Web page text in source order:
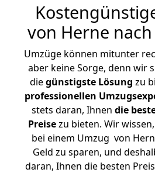
von Herne
Umzüge können mitunter
aber keine Sorge, denn wir
diegünstigste Lösung zu
professionellen
stets daran, Ihnen die
Preisezu bieten. Wir
bei einem Umzug von
Geld zu sparen, und
daran, Ihnen die besten